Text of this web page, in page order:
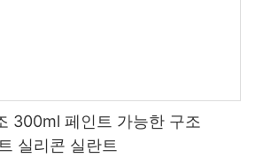
300ml 페인트 가능한 구조
실리콘 실란트